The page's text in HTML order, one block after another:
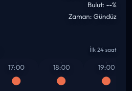
Bulut: --%
Zaman: Gündüz
İlk 24 saat
17:00 18:00 19:00